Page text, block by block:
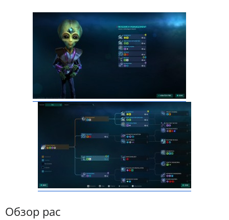
Обзор рас